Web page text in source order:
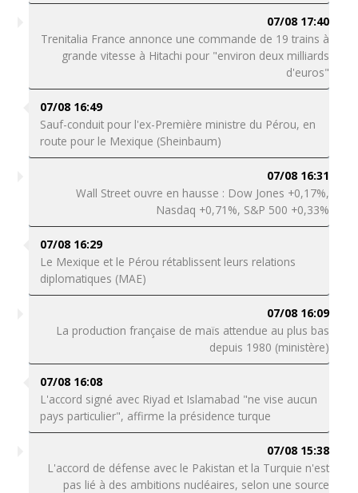
07/08 17:40
Trenitalia France annonce une commande de 19 trains à
grande vitesse à Hitachi pour "environ deux milliards
d'euros"
07/08 16:49
Sauf-conduit pour l'ex-Première ministre du Pérou, en
route pour le Mexique (Sheinbaum)
07/08 16:31
Wall Street ouvre en hausse : Dow Jones +0,17%,
Nasdaq +0,71%, S&P 500 +0,33%
07/08 16:29
Le Mexique et le Pérou rétablissent leurs relations
diplomatiques (MAE)
07/08 16:09
La production française de maïs attendue au plus bas
depuis 1980 (ministère)
07/08 16:08
L'accord signé avec Riyad et Islamabad "ne vise aucun
pays particulier", affirme la présidence turque
07/08 15:38
L'accord de défense avec le Pakistan et la Turquie n'est
pas lié à des ambitions nucléaires, selon une source